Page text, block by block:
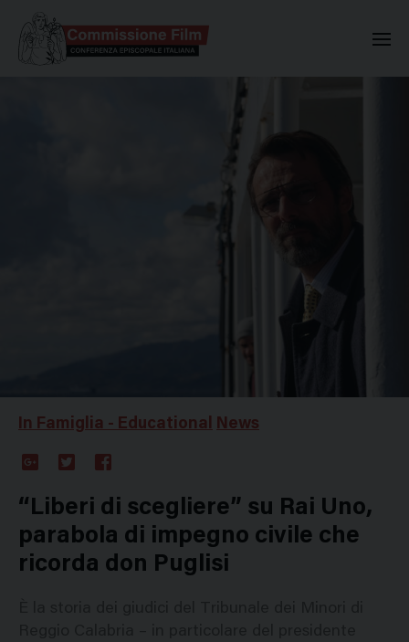
In Famiglia - Educational News
Plus
“Liberi di scegliere” su Rai Uno,
parabola di impegno civile che
ricorda don Puglisi